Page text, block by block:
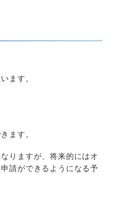
ます。
ます。
りますが、将来的にはオ
請ができるようになる予